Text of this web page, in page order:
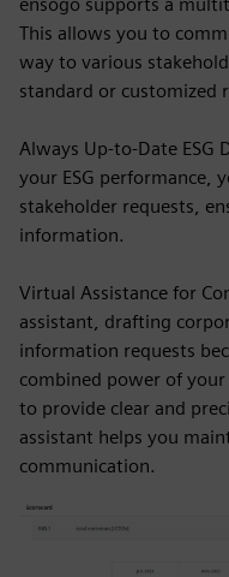
This allows you to
way to various
standard or customized
Always Up-to-Date
your ESG performance,
stakeholder requests,
information.
Virtual Assistance for
assistant, drafting
information requests
combined power of your
to provide clear and
assistant helps you
communication.